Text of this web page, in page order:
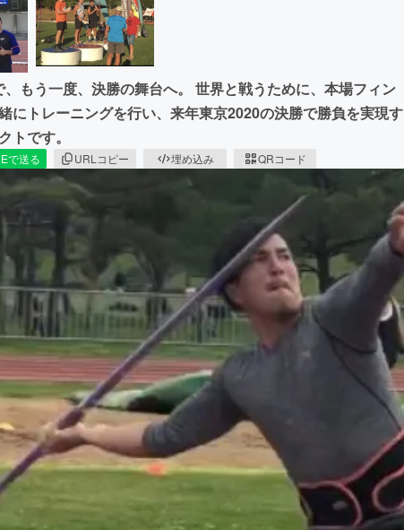
もう一度、決勝の舞台へ。 世界と戦うために、本場フィン
にトレーニングを行い、来年東京2020の決勝で勝負を実現す
トです。
で送る URLコピー 埋め込み QRコード